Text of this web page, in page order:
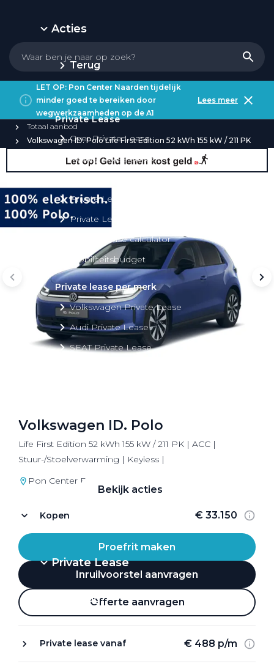
Acties
Terug
Private Lease
Over Private Lease
Private Lease aanbod
Private Lease elektrisch
Private Lease occasions
Private Lease calculator
Mobiliteitsbudget
Private lease per merk
Volkswagen Private Lease
Audi Private Lease
SEAT Private Lease
Bekijk alle aanbiedingen
Bekijk acties
Private Lease
Terug
LET OP: Pon Center Naarden tijdelijk
minder goed te bereiken door
wegwerkzaamheden op de A1
Lees meer
Totaal aanbod
Volkswagen ID. Polo Life First Edition 52 kWh 155 kW / 211 PK
Volkswagen ID. Polo
Life First Edition 52 kWh 155 kW / 211 PK | ACC |
Stuur-/Stoelverwarming | Keyless |
Pon Center Barneveld
Kopen € 33.150
Proefrit maken
Inruilvoorstel aanvragen
Offerte aanvragen
Private lease vanaf € 488 p/m